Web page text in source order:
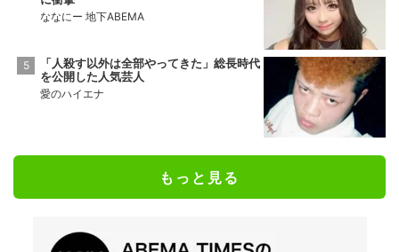
ななにー 地下ABEMA
「人殺す以外は全部やってきた」総長時代
を公開した人気芸人
愛のハイエナ
もっと見る